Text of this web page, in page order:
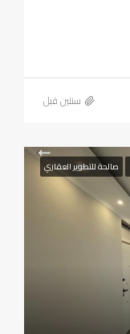
‏سنتين قبل
صالحة للتطوير العقاري